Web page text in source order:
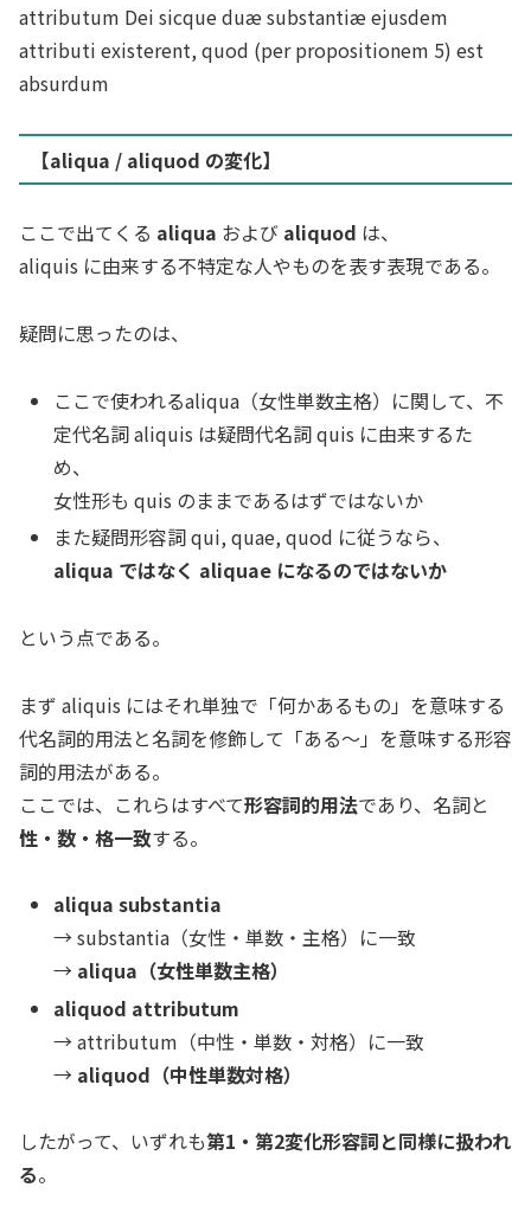
attributum Dei sicque duæ substantiæ ejusdem
attributi existerent, quod (per propositionem 5) est
absurdum
【aliqua / aliquod の変化】
ここで出てくる aliqua および aliquod は、
aliquis に由来する不特定な人やものを表す表現である。
疑問に思ったのは、
ここで使われるaliqua（女性単数主格）に関して、不
定代名詞 aliquis は疑問代名詞 quis に由来するた
め、
女性形もquis のままであるはずではないか
また疑問形容詞qui, quae, quod に従うなら、
aliqua ではなく aliquae になるのではないか
という点である。
まず aliquis にはそれ単独で「何かあるもの」を意味する
代名詞的用法と名詞を修飾して「ある〜」を意味する形容
詞的用法がある。
ここでは、これらはすべて形容詞的用法であり、名詞と
性・数・格一致する。
aliqua substantia
→substantia （女性・単数・主格）に一致
→ aliqua（女性単数主格）
aliquod attributum
→attributum （中性・単数・対格）に一致
→ aliquod（中性単数対格）
したがって、いずれも第1・第2変化形容詞と同様に扱われ
る。